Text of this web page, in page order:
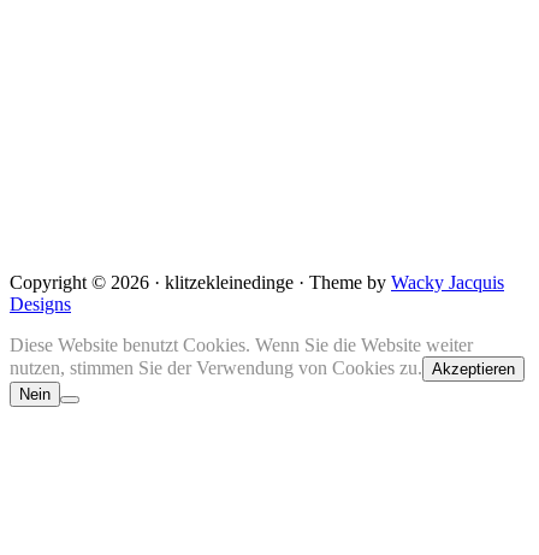
Copyright © 2026 · klitzekleinedinge · Theme by Wacky Jacquis
Designs
Diese Website benutzt Cookies. Wenn Sie die Website weiter
nutzen, stimmen Sie der Verwendung von Cookies zu. Akzeptieren
Nein